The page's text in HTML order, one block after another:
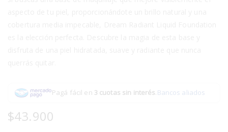
Pagá fácil en 3 cuotas sin interés.Bancos aliados
$43.900